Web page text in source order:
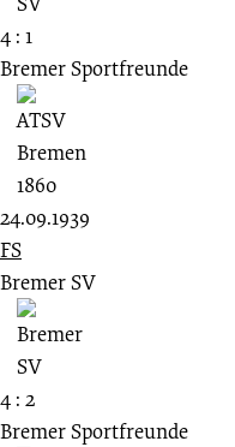
4 : 1
Bremer Sportfreunde
24.09.1939
FS
Bremer SV
4 : 2
Bremer Sportfreunde